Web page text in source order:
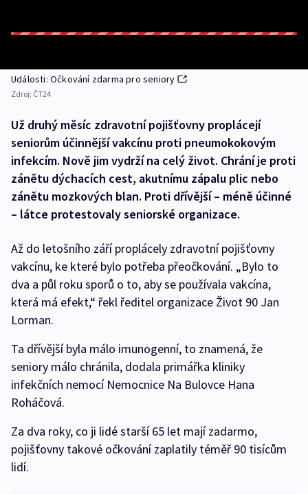
Události: Očkování zdarma pro seniory
Zdroj: ČT24
Už druhý měsíc zdravotní pojišťovny proplácejí
seniorům účinnější vakcínu proti pneumokokovým
infekcím. Nově jim vydrží na celý život. Chrání je proti
zánětu dýchacích cest, akutnímu zápalu plic nebo
zánětu mozkových blan. Proti dřívější – méně účinné
– látce protestovaly seniorské organizace.
Až do letošního září proplácely zdravotní pojišťovny
vakcínu, ke které bylo potřeba přeočkování. „Bylo to
dva a půl roku sporů o to, aby se používala vakcína,
která má efekt,“ řekl ředitel organizace Život 90 Jan
Lorman.
Ta dřívější byla málo imunogenní, to znamená, že
seniory málo chránila, dodala primářka kliniky
infekčních nemocí Nemocnice Na Bulovce Hana
Roháčová.
Za dva roky, co ji lidé starší 65 let mají zadarmo,
pojišťovny takové očkování zaplatily téměř 90 tisícům
lidí.